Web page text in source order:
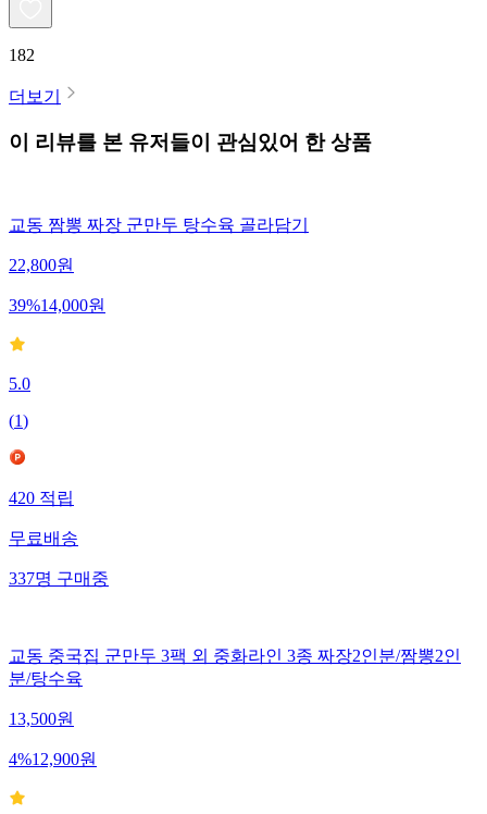
182
더보기
이 리뷰를 본 유저들이 관심있어 한 상품
교동 짬뽕 짜장 군만두 탕수육 골라담기
22,800원
39%14,000원
5.0
(1)
420 적립
무료배송
337명 구매중
교동 중국집 군만두 3팩 외 중화라인 3종 짜장2인분/짬뽕2인
분/탕수육
13,500원
4%12,900원